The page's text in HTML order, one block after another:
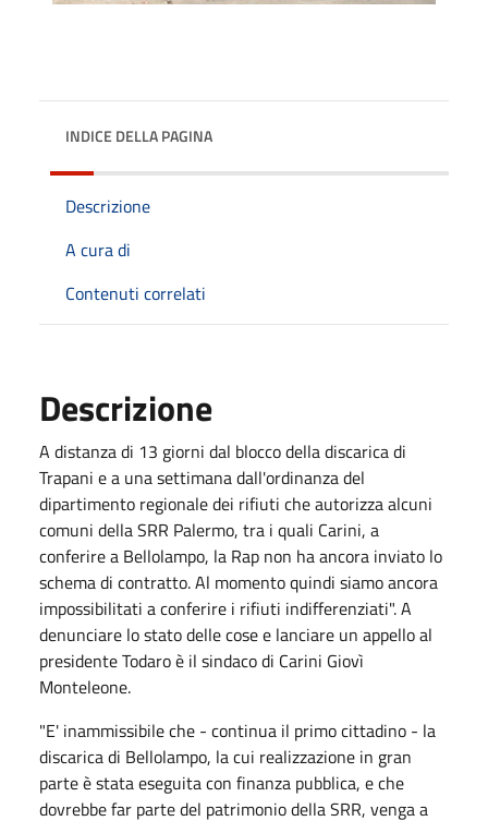
INDICE DELLA PAGINA
Descrizione
A cura di
Contenuti correlati
Descrizione
A distanza di 13 giorni dal blocco della discarica di
Trapani e a una settimana dall'ordinanza del
dipartimento regionale dei rifiuti che autorizza alcuni
comuni della SRR Palermo, tra i quali Carini, a
conferire a Bellolampo, la Rap non ha ancora inviato lo
schema di contratto. Al momento quindi siamo ancora
impossibilitati a conferire i rifiuti indifferenziati". A
denunciare lo stato delle cose e lanciare un appello al
presidente Todaro è il sindaco di Carini Giovì
Monteleone.
"E' inammissibile che - continua il primo cittadino - la
discarica di Bellolampo, la cui realizzazione in gran
parte è stata eseguita con finanza pubblica, e che
dovrebbe far parte del patrimonio della SRR, venga a